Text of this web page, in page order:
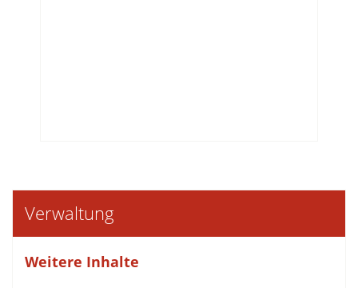
Verwaltung
Weitere Inhalte